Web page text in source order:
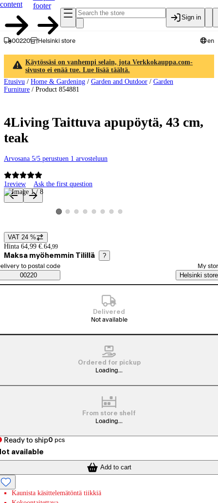
content
footer
Sign in
00220 Helsinki store en
Käytössäsi on vanhempi selain, jota Verkkokauppa.com-
sivusto ei enää tue. Lue lisää täältä.
Etusivu / Home & Gardening / Garden and Outdoor / Garden
Furniture / Product 854881
4Living Taittuva apupöytä, 43 cm,
teak
Arvosana 5/5 perustuen 1 arvosteluun
1review Ask the first question
Product images and videos
View product image 1
View product image 2
View product image 3
View product image 4
View product image 5
View product image 6
View product image 7
View product image 8
Price details
VAT 24 %
Hinta 64,99 €. 64,99
Maksa myöhemmin Tilillä ?
Saatavuustiedot
order method
to postal code
00220
My
Helsinki store
Delivered
Not available
Ordered for pickup
Loading...
From store shelf
Loading...
Ready to ship0 pcs
available
Add to cart
Kaunista käsittelemätöntä tiikkiä